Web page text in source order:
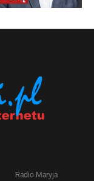
Radio Maryja